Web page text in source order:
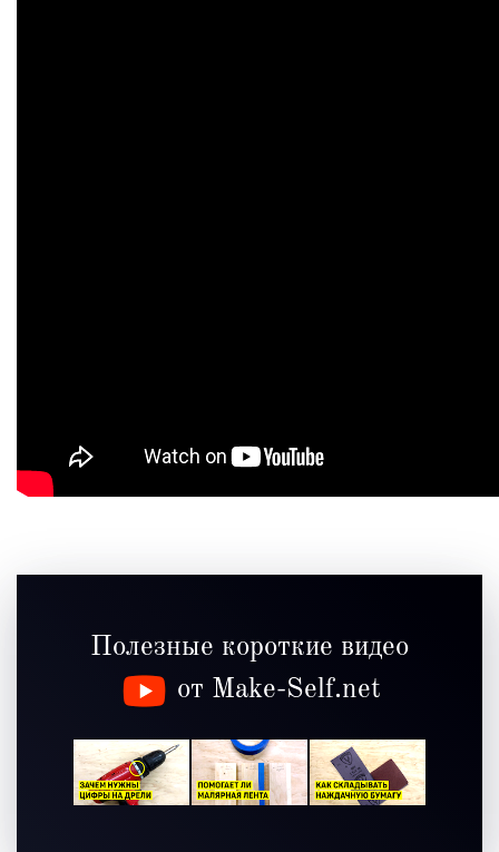
Полезные короткие видео
от Make-Self.net